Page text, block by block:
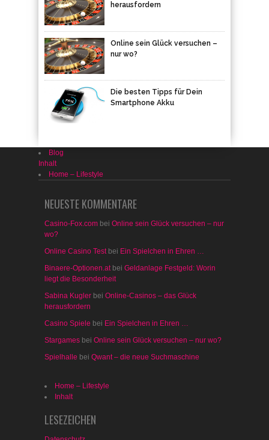
herausfordern
Online sein Glück versuchen –
nur wo?
Die besten Tipps für Dein
Smartphone Akku
Blog
Inhalt
Home – Lifestyle
NEUESTE KOMMENTARE
Casino-Fox.com bei Online sein Glück versuchen – nur
wo?
Online Casino Test bei Ein Spielchen in Ehren …
Binaere-Optionen.at bei Geldanlage Festgeld: Worin
liegt die Besonderheit
Sabina Kugler bei Online-Casinos – das Glück
herausfordern
Casino Spiele bei Ein Spielchen in Ehren …
Stargames bei Online sein Glück versuchen – nur wo?
Spielhalle bei Qwant – die neue Suchmaschine
Home – Lifestyle
Inhalt
LESEZEICHEN